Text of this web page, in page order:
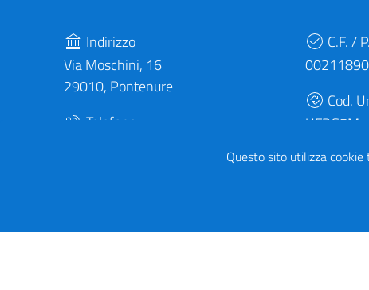
Questo sito utilizza
Indirizzo
Via Moschini, 16
29010, Pontenure
Telefono
C.F. /
Cod.
UFBG5M